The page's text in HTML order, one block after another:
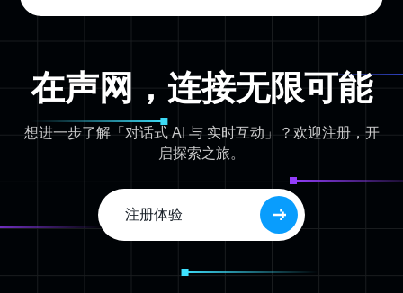
在声网，连接无限可能
想进一步了解「对话式 AI 与 实时互动」？欢迎注册，开
启探索之旅。
注册体验